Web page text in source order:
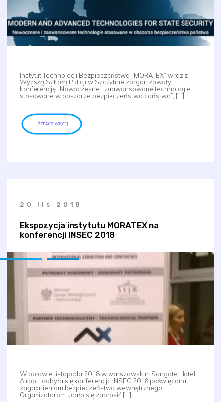
Instytut Technologii Bezpieczeństwa “MORATEX” wraz z
Wyższą Szkołą Policji w Szczytnie zorganizowały
konferencję „Nowoczesne i zaawansowane technologie
stosowane w obszarze bezpieczeństwa państwa”, […]
ZOBACZ WIĘCEJ
20 lis 2018
Ekspozycja instytutu MORATEX na
konferencji INSEC 2018
W połowie listopada 2018 w warszawskim Sangate Hotel
Airport odbyła się konferencja INSEC 2018 poświęcona
zagadnieniom bezpieczeństwa wewnętrznego.
Organizatorom udało się zaprosić […]